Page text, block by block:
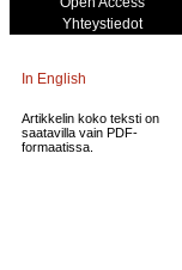
Yhteystiedot
In English
Artikkelin koko teksti on
saatavilla vain PDF-
formaatissa.